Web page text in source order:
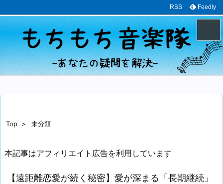
メニュ
RSS Feedly
Top > 未分類
本記事はアフィリエイト広告を利用しています
【遠距離恋愛が続く秘密】愛が深まる「長期継続」